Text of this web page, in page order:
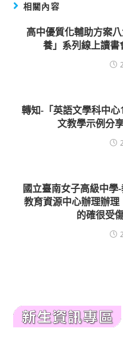
相關內容
高中優質化輔助方案
養」系列線上讀書
轉知-「英語文學科中
文教學示例分
國立臺南女子高級中學
教育資源中心辦理辦
的確很受